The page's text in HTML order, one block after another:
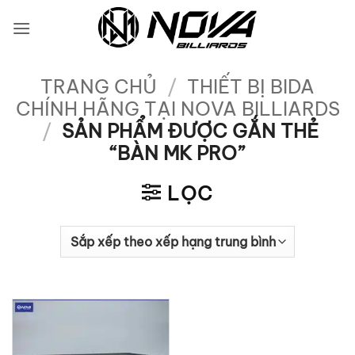
qua
TRANG CHỦ / THIẾT BỊ BIDA
CHÍNH HÃNG TẠI NOVA BILLIARDS
/ SẢN PHẨM ĐƯỢC GẮN THẺ
“BÀN MK PRO”
LỌC